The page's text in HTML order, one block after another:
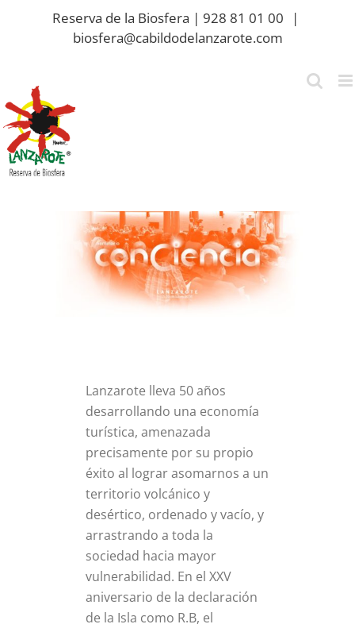
Reserva de la Biosfera | 928 81 01 00
|
biosfera@cabildodelanzarote.com
Lanzarote lleva 50 años
desarrollando una economía
turística, amenazada
precisamente por su propio
éxito al lograr asomarnos a un
territorio volcánico y
desértico, ordenado y vacío, y
arrastrando a toda la
sociedad hacia mayor
vulnerabilidad. En el XXV
aniversario de la declaración
de la Isla como R.B, el